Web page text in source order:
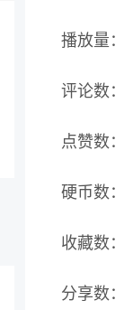
播放量
评论数
点赞数
硬币数
收藏数
分享数